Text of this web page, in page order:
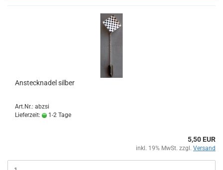
Anstecknadel silber
Art.Nr.: abzsi
Lieferzeit:
1-2 Tage
5,50 EUR
inkl. 19% MwSt. zzgl. Versand